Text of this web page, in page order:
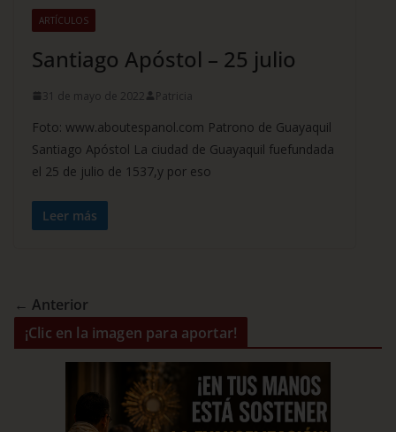
ARTÍCULOS
Santiago Apóstol – 25 julio
31 de mayo de 2022 Patricia
Foto: www.aboutespanol.com Patrono de Guayaquil
Santiago Apóstol La ciudad de Guayaquil fuefundada
el 25 de julio de 1537,y por eso
Leer más
← Anterior
¡Clic en la imagen para aportar!